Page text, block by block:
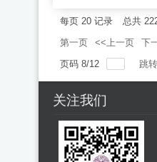
每页 20 记录 总共
第一页
<<上一页 下
页码 8/12 跳
关注我们